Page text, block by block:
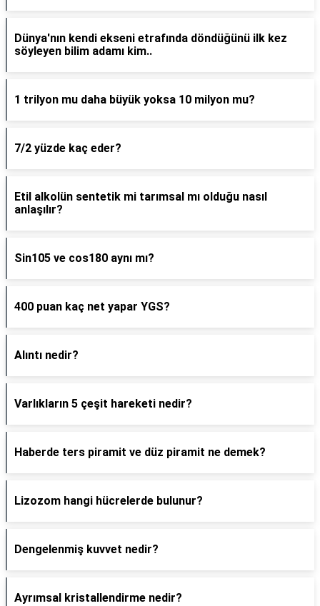
Dünya'nın kendi ekseni etrafında döndüğünü ilk kez
söyleyen bilim adamı kim..
1 trilyon mu daha büyük yoksa 10 milyon mu?
7/2 yüzde kaç eder?
Etil alkolün sentetik mi tarımsal mı olduğu nasıl
anlaşılır?
Sin105 ve cos180 aynı mı?
400 puan kaç net yapar YGS?
Alıntı nedir?
Varlıkların 5 çeşit hareketi nedir?
Haberde ters piramit ve düz piramit ne demek?
Lizozom hangi hücrelerde bulunur?
Dengelenmiş kuvvet nedir?
Ayrımsal kristallendirme nedir?